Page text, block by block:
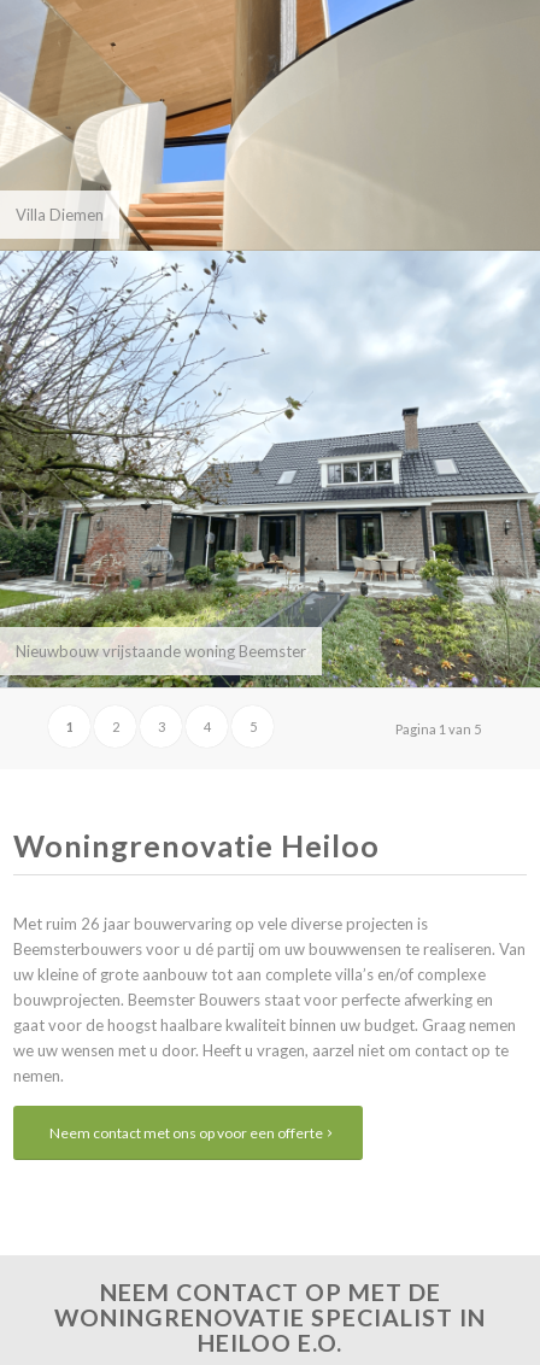
Villa Diemen
Nieuwbouw vrijstaande woning Beemster
Pagina 1 van 5
1 2 3 4 5
Woningrenovatie Heiloo
Met ruim 26 jaar bouwervaring op vele diverse projecten is
Beemsterbouwers voor u dé partij om uw bouwwensen te realiseren. Van
uw kleine of grote aanbouw tot aan complete villa’s en/of complexe
bouwprojecten. Beemster Bouwers staat voor perfecte afwerking en
gaat voor de hoogst haalbare kwaliteit binnen uw budget. Graag nemen
we uw wensen met u door. Heeft u vragen, aarzel niet om contact op te
nemen.
Neem contact met ons op voor een offerte
NEEM CONTACT OP MET DE
WONINGRENOVATIE SPECIALIST IN
HEILOO E.O.